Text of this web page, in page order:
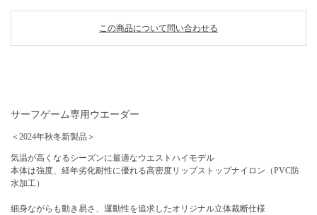
この商品について問い合わせる
サーフゲーム専用ウエーダー
＜2024年秋冬新製品＞
気温が高くなるシーズンに最適なウエストハイモデル
本体は強度、経年劣化耐性に優れる高密度リップストップナイロン（PVC防
水加工）
細身ながらも動き易さ、運動性を追求したオリジナル立体裁断仕様